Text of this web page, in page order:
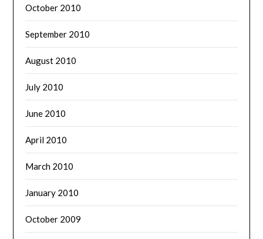
October 2010
September 2010
August 2010
July 2010
June 2010
April 2010
March 2010
January 2010
October 2009